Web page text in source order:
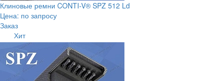
Клиновые ремни CONTI-V® SPZ 512 Ld
Цена: по запросу
Заказ
Хит